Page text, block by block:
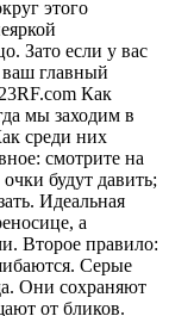
этого
Зато если у вас
главный
Как
мы заходим в
среди них
смотрите на
будут давить;
Идеальная
а
Второе правило:
Серые
Они сохраняют
от бликов.